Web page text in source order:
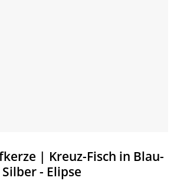
| Kreuz-Fisch in Blau-
Silber - Elipse